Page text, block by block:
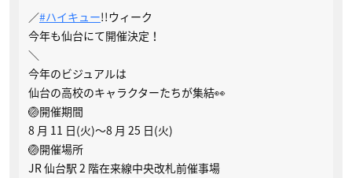
／#ハイキュー!!ウィーク
今年も仙台にて開催決定！
＼
今年のビジュアルは
仙台の高校のキャラクターたちが集結👀
🏐開催期間
8 月 11 日(火)～8 月 25 日(火)
🏐開催場所
JR 仙台駅 2 階在来線中央改札前催事場